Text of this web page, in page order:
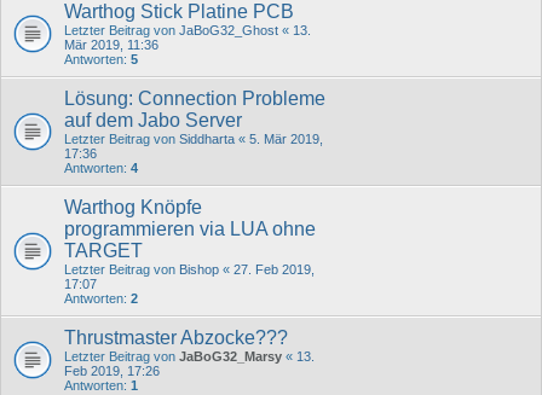
Warthog Stick Platine PCB
Letzter Beitrag von JaBoG32_Ghost « 13.
Mär 2019, 11:36
Antworten: 5
Lösung: Connection Probleme
auf dem Jabo Server
Letzter Beitrag von Siddharta « 5. Mär 2019,
17:36
Antworten: 4
Warthog Knöpfe
programmieren via LUA ohne
TARGET
Letzter Beitrag von Bishop « 27. Feb 2019,
17:07
Antworten: 2
Thrustmaster Abzocke???
Letzter Beitrag von JaBoG32_Marsy « 13.
Feb 2019, 17:26
Antworten: 1